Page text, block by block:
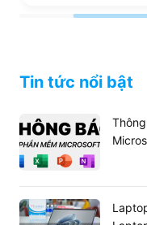
Tin tức nổi bật